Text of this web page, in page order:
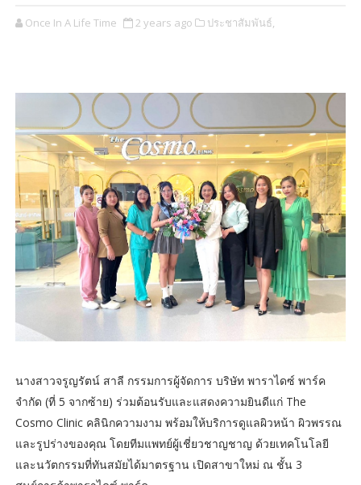
Once In A Life Time 2 years ago ประชาสัมพันธ์,
นางสาวจรูญรัตน์ สาลี กรรมการผู้จัดการ บริษัท พาราไดซ์ พาร์ค
จำกัด (ที่ 5 จากซ้าย) ร่วมต้อนรับและแสดงความยินดีแก่ The
Cosmo Clinic คลินิกความงาม พร้อมให้บริการดูแลผิวหน้า ผิวพรรณ
และรูปร่างของคุณ โดยทีมแพทย์ผู้เชี่ยวชาญชาญ ด้วยเทคโนโลยี
และนวัตกรรมที่ทันสมัยได้มาตรฐาน เปิดสาขาใหม่ ณ ชั้น 3